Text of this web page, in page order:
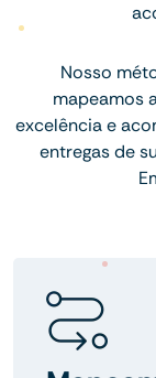
Nosso
mapeamos
excelência e
entregas de